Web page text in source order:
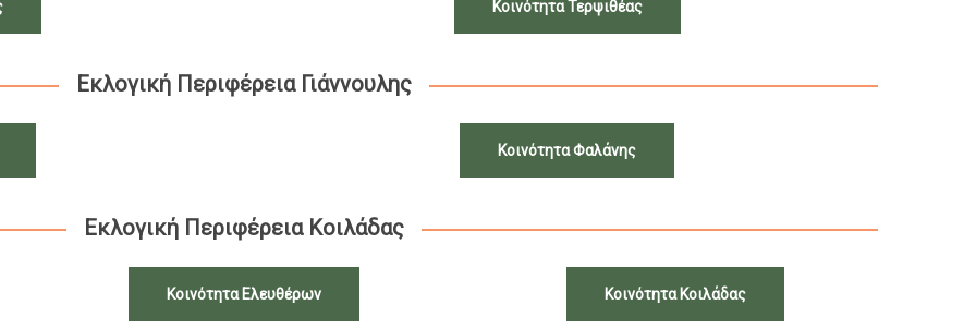
Κοινότητα Τερψιθέας
Εκλογική Περιφέρεια Γιάννουλης
Κοινότητα Φαλάνης
Εκλογική Περιφέρεια Κοιλάδας
Κοινότητα Ελευθέρων Κοινότητα Κοιλάδας